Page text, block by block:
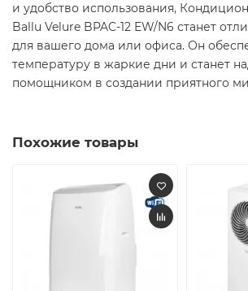
и удобство использования,
Ballu Velure BPAC-12 EW/N6 станет
для вашего дома или офиса. Он
температуру в жаркие дни и станет
помощником в создании приятного
Похожие товары